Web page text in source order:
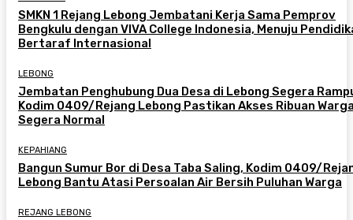
SMKN 1 Rejang Lebong Jembatani Kerja Sama Pemprov
Bengkulu dengan VIVA College Indonesia, Menuju
Bertaraf Internasional
LEBONG
Jembatan Penghubung Dua Desa di Lebong Segera
Kodim 0409/Rejang Lebong Pastikan Akses Ribuan
Segera Normal
KEPAHIANG
Bangun Sumur Bor di Desa Taba Saling, Kodim 0409/
Lebong Bantu Atasi Persoalan Air Bersih Puluhan Warga
REJANG LEBONG